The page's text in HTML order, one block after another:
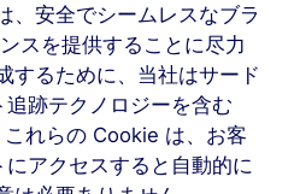
詳細
域）
安全でシームレスなブラ
スを提供することに尽力
するために、当社はサード
跡テクノロジーを含む
れらの Cookie は、お客
アクセスすると自動的に